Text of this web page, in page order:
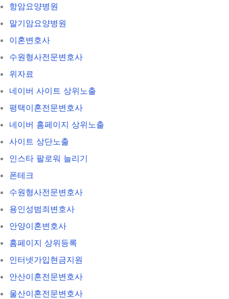
항암요양병원
말기암요양병원
이혼변호사
수원형사전문변호사
위자료
네이버 사이트 상위노출
평택이혼전문변호사
네이버 홈페이지 상위노출
사이트 상단노출
인스타 팔로워 늘리기
폰테크
수원형사전문변호사
용인성범죄변호사
안양이혼변호사
홈페이지 상위등록
인터넷가입현금지원
안산이혼전문변호사
울산이혼전문변호사